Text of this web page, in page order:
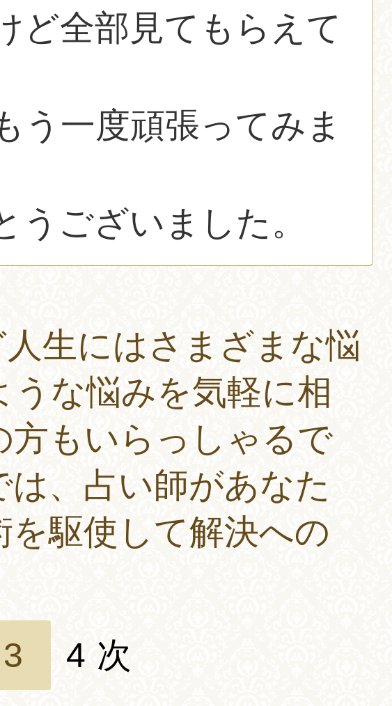
ど全部見てもらえて
う一度頑張ってみま
ございました。
生にはさまざまな悩
な悩みを気軽に相
もいらっしゃるで
、占い師があなた
駆使して解決への
3 4 次